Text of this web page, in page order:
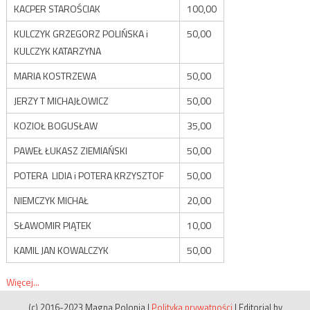
KACPER STAROŚCIAK
100,00
KULCZYK GRZEGORZ POLIŃSKA i
KULCZYK KATARZYNA
50,00
MARIA KOSTRZEWA
50,00
JERZY T MICHAJŁOWICZ
50,00
KOZIOŁ BOGUSŁAW
35,00
PAWEŁ ŁUKASZ ZIEMIAŃSKI
50,00
POTERA LIDIA i POTERA KRZYSZTOF
50,00
NIEMCZYK MICHAŁ
20,00
SŁAWOMIR PIĄTEK
10,00
KAMIL JAN KOWALCZYK
50,00
Więcej...
(c) 2016-2023 Magna Polonia | Polityka prywatności | Editorial by